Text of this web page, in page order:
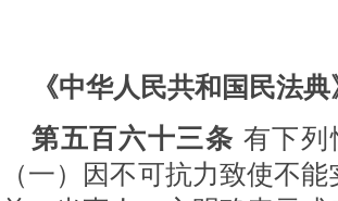
《中华人民共和国民法典
第五百六十三条 有下列
（一）因不可抗力致使不